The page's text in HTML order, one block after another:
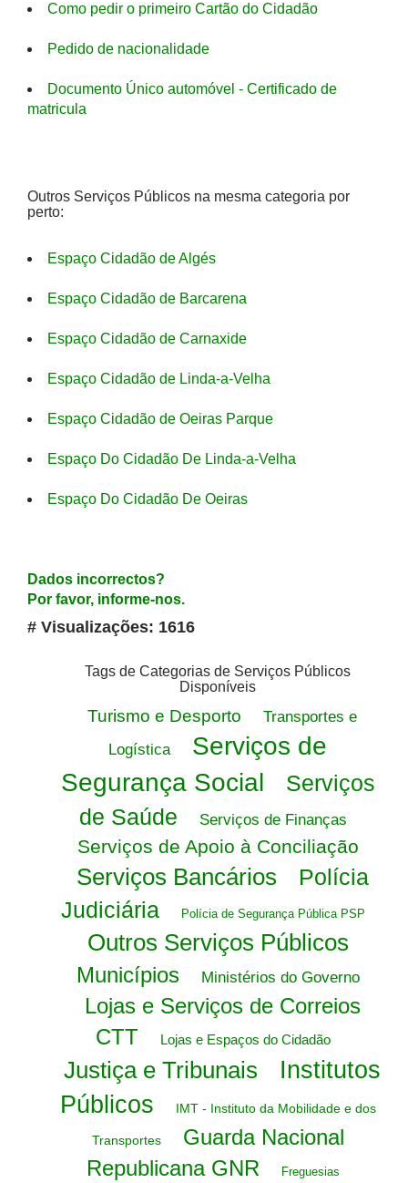
Como pedir o primeiro Cartão do Cidadão
Pedido de nacionalidade
Documento Único automóvel - Certificado de
matricula
Outros Serviços Públicos na mesma categoria por
perto:
Espaço Cidadão de Algés
Espaço Cidadão de Barcarena
Espaço Cidadão de Carnaxide
Espaço Cidadão de Linda-a-Velha
Espaço Cidadão de Oeiras Parque
Espaço Do Cidadão De Linda-a-Velha
Espaço Do Cidadão De Oeiras
Dados incorrectos?
Por favor, informe-nos.
# Visualizações: 1616
Tags de Categorias de Serviços Públicos
Disponíveis
Turismo e Desporto
Transportes e
Logística
Serviços de
Segurança Social
Serviços
de Saúde
Serviços de Finanças
Serviços de Apoio à Conciliação
Serviços Bancários
Polícia
Judiciária
Polícia de Segurança Pública PSP
Outros Serviços Públicos
Municípios Ministérios do Governo
Lojas e Serviços de Correios
CTT
Lojas e Espaços do Cidadão
Justiça e Tribunais
Institutos
Públicos
IMT - Instituto da Mobilidade e dos
Transportes
Guarda Nacional
Republicana GNR
Freguesias